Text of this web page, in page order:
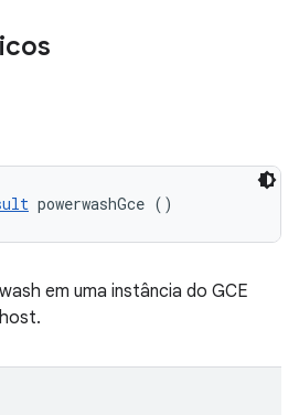
powerwashGce ()
em uma instância do GCE